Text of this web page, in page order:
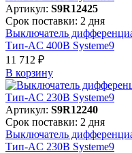
Артикул: S9R12425
Срок поставки: 2 дня
Выключатель
Тип-AC 400В Systeme9
11 712 ₽
В корзинy
Артикул: S9R12240
Срок поставки: 2 дня
Выключатель
Тип-AC 230В Systeme9